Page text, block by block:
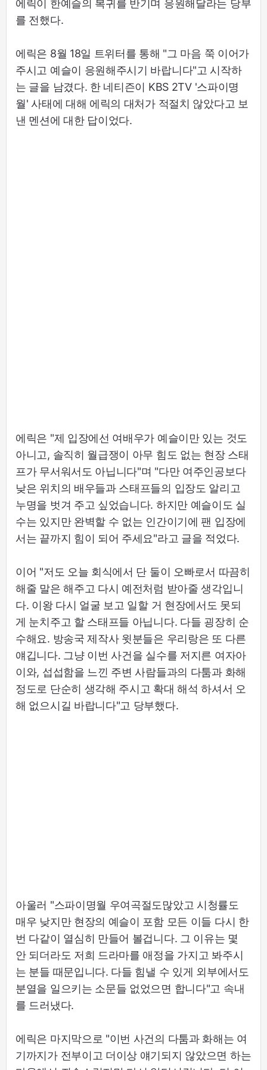
에릭이 한예슬의 복귀를 반기며 응원해달라는 당부
를 전했다.
에릭은 8월 18일 트위터를 통해 "그 마음 쭉 이어가
주시고 예슬이 응원해주시기 바랍니다"고 시작하
는 글을 남겼다. 한 네티즌이 KBS 2TV '스파이명
월' 사태에 대해 에릭의 대처가 적절치 않았다고 보
낸 멘션에 대한 답이었다.
에릭은 "제 입장에선 여배우가 예슬이만 있는 것도
아니고, 솔직히 월급쟁이 아무 힘도 없는 현장 스태
프가 무서워서도 아닙니다"며 "다만 여주인공보다
낮은 위치의 배우들과 스태프들의 입장도 알리고
누명을 벗겨 주고 싶었습니다. 하지만 예슬이도 실
수는 있지만 완벽할 수 없는 인간이기에 팬 입장에
서는 끝까지 힘이 되어 주세요"라고 글을 적었다.
이어 "저도 오늘 회식에서 단 둘이 오빠로서 따끔히
해줄 말은 해주고 다시 예전처럼 받아줄 생각입니
다. 이왕 다시 얼굴 보고 일할 거 현장에서도 못되
게 눈치주고 할 스태프들 아닙니다. 다들 굉장히 순
수해요. 방송국 제작사 윗분들은 우리랑은 또 다른
얘깁니다. 그냥 이번 사건을 실수를 저지른 여자아
이와, 섭섭함을 느낀 주변 사람들과의 다툼과 화해
정도로 단순히 생각해 주시고 확대 해석 하셔서 오
해 없으시길 바랍니다"고 당부했다.
아울러 "스파이명월 우여곡절도많았고 시청률도
매우 낮지만 현장의 예슬이 포함 모든 이들 다시 한
번 다같이 열심히 만들어 볼겁니다. 그 이유는 몇
안 되더라도 저희 드라마를 애정을 가지고 봐주시
는 분들 때문입니다. 다들 힘낼 수 있게 외부에서도
분열을 일으키는 소문들 없었으면 합니다"고 속내
를 드러냈다.
에릭은 마지막으로 "이번 사건의 다툼과 화해는 여
기까지가 전부이고 더이상 얘기되지 않았으면 하는